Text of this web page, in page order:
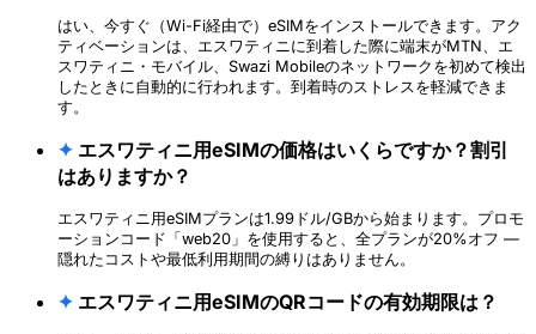
はい、今すぐ（Wi-Fi経由で）eSIMをインストールできます。アク
ティベーションは、エスワティニに到着した際に端末がMTN、エ
スワティニ・モバイル、Swazi Mobileのネットワークを初めて検出
したときに自動的に行われます。到着時のストレスを軽減できま
す。
✦ エスワティニ用eSIMの価格はいくらですか？割引
はありますか？
エスワティニ用eSIMプランは1.99ドル/GBから始まります。プロモ
ーションコード「web20」を使用すると、全プランが20%オフ —
隠れたコストや最低利用期間の縛りはありません。
✦ エスワティニ用eSIMのQRコードの有効期限は？